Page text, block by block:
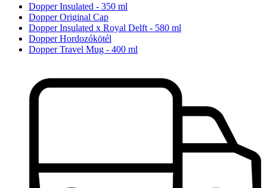
Dopper Insulated - 350 ml
Dopper Original Cap
Dopper Insulated x Royal Delft - 580 ml
Dopper Hordozókötél
Dopper Travel Mug - 400 ml